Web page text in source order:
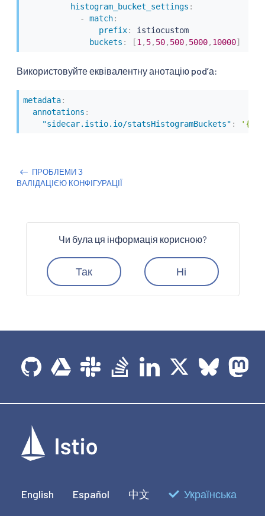
histogram_bucket_settings :
-
match:
prefix:
istiocustom
buckets : [1 , 5, 50, 500, 5000, 10000]
Використовуйте еквівалентну анотацію podʼа:
metadata:
annotations :
"sidecar.istio.io/statsHistogramBuckets" :
ПРОБЛЕМИ З
ВАЛІДАЦІЄЮ КОНФІГУРАЦІЇ
Чи була ця інформація корисною?
Так Ні
English Español 中文 Українська